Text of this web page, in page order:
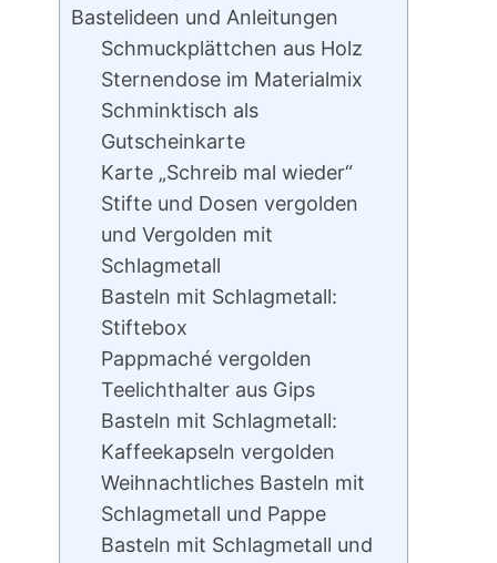
Bastelideen und Anleitungen
Schmuckplättchen aus Holz
Sternendose im Materialmix
Schminktisch als
Gutscheinkarte
Karte „Schreib mal wieder“
Stifte und Dosen vergolden
und Vergolden mit
Schlagmetall
Basteln mit Schlagmetall:
Stiftebox
Pappmaché vergolden
Teelichthalter aus Gips
Basteln mit Schlagmetall:
Kaffeekapseln vergolden
Weihnachtliches Basteln mit
Schlagmetall und Pappe
Basteln mit Schlagmetall und